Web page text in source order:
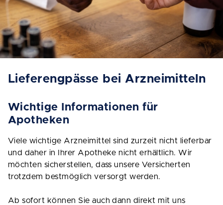
Lieferengpässe bei Arzneimitteln
Wichtige Informationen für
Apotheken
Viele wichtige Arzneimittel sind zurzeit nicht lieferbar
und daher in Ihrer Apotheke nicht erhältlich. Wir
möchten sicherstellen, dass unsere Versicherten
trotzdem bestmöglich versorgt werden.
Ab sofort können Sie auch dann direkt mit uns